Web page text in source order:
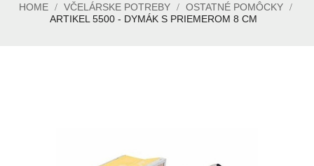
HOME VČELÁRSKE POTREBY
OSTATNÉ POMÔCKY
ARTIKEL 5500 - DYMÁK S PRIEMEROM 8 CM